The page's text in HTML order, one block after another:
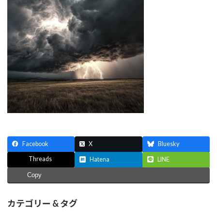
Facebook X Bluesky
Threads Hatena LINE
Copy
カテゴリー & タグ